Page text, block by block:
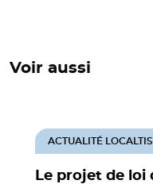
Voir aussi
Le projet de loi
ACTUALITÉ LOCALTIS